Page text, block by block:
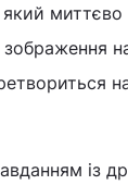
зображення
із